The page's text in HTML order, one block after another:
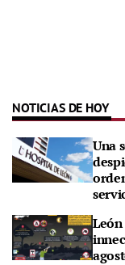
NOTICIAS DE HOY
Una